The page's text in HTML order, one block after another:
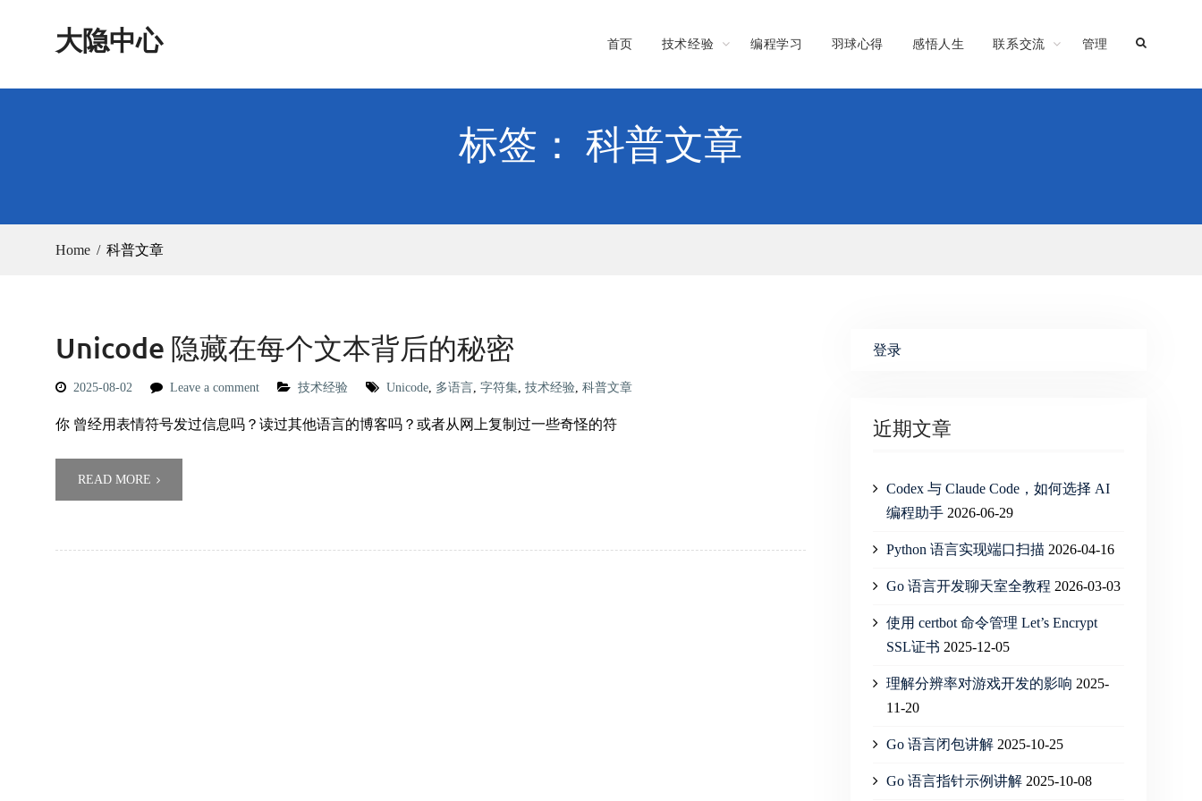
大隐中心 首页 技术经验 编程学习 羽球心得 感悟人生 联系交流 管理
标签： 科普文章
Home 科普文章
Unicode 隐藏在每个文本背后的秘密
2025-08-02 Leave a comment 技术经验 Unicode, 多语言, 字符集, 技术经验, 科普文章
你 曾经用表情符号发过信息吗？读过其他语言的博客吗？或者从网上复制过一些奇怪的符
READ MORE
登录
近期文章
Codex 与 Claude Code，如何选择 AI
编程助手 2026-06-29
Python 语言实现端口扫描 2026-04-16
Go 语言开发聊天室全教程 2026-03-03
使用 certbot 命令管理 Let’s Encrypt
SSL证书 2025-12-05
理解分辨率对游戏开发的影响 2025-
11-20
Go 语言闭包讲解 2025-10-25
Go 语言指针示例讲解 2025-10-08